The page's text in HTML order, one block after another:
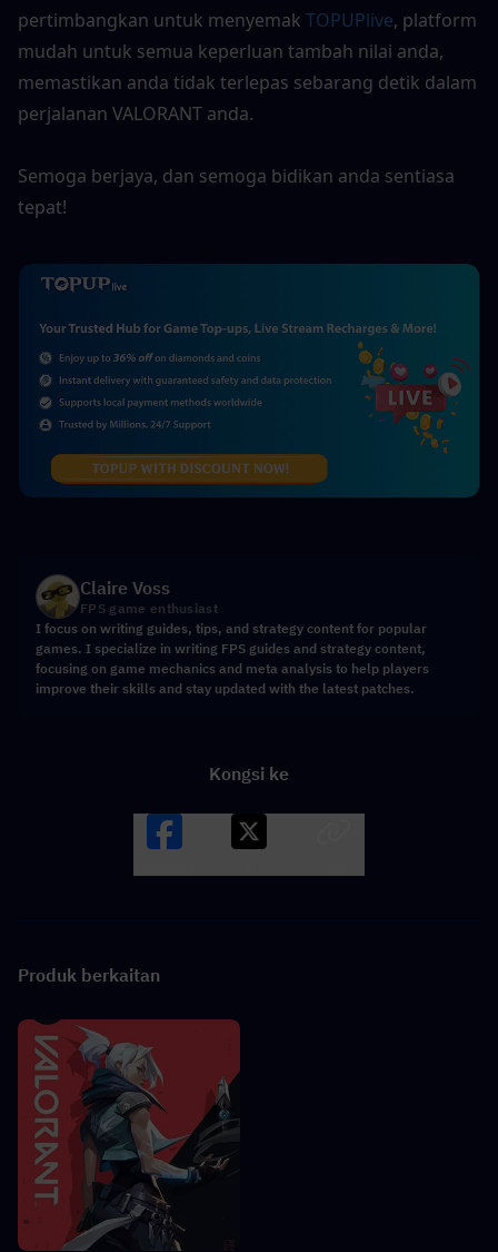
pertimbangkan untuk menyemak TOPUPlive, platform
mudah untuk semua keperluan tambah nilai anda,
memastikan anda tidak terlepas sebarang detik dalam
perjalanan VALORANT anda.
Semoga berjaya, dan semoga bidikan anda sentiasa
tepat!
Claire Voss
FPS game enthusiast
I focus on writing guides, tips, and strategy content for popular
games. I specialize in writing FPS guides and strategy content,
focusing on game mechanics and meta analysis to help players
improve their skills and stay updated with the latest patches.
Kongsi ke
Produk berkaitan